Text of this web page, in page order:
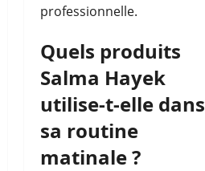
professionnelle.
Quels produits
Salma Hayek
utilise-t-elle dans
sa routine
matinale ?